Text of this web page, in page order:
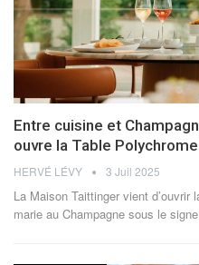
Entre cuisine et
ouvre la Table Polychrome
HERVÉ LÉVY 3 Juil 2025
La Maison Taittinger vient
marie au Champagne sous le